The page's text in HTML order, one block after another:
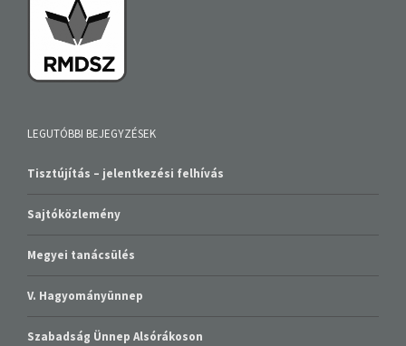
LEGUTÓBBI BEJEGYZÉSEK
Tisztújítás – jelentkezési felhívás
Sajtóközlemény
Megyei tanácsülés
V. Hagyományünnep
Szabadság Ünnep Alsórákoson